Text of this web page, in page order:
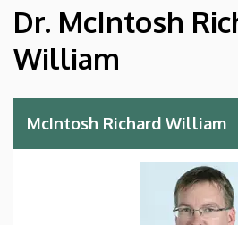
Földtudományi
Intézet
Dr. McIntosh
William
McIntosh Richard William